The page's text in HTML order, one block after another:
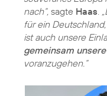
nach“, sagte Haas
für ein
ist auch unsere
gemeinsam
voranzugehen.“